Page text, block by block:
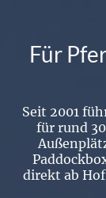
Für
Seit 2001
für rund
direkt ab